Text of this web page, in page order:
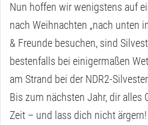
Nun hoffen wir wenigstens auf
nach Weihnachten „nach unten
& Freunde besuchen, sind
bestenfalls bei einigermaßen
am Strand bei der NDR2-
Bis zum nächsten Jahr, dir alles
Zeit – und lass dich nicht ärgern!